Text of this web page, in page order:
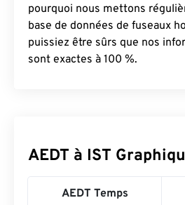
pourquoi nous mettons
base de données de fuseaux
puissiez être sûrs que nos
sont exactes à 100 %.
AEDT à IST
AEDT Temps